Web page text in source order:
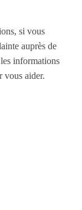
si vous
auprès de
informations
vous aider.